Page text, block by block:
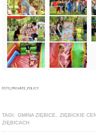
FOTO_PRIVATE_POLICY
TAGI: GMINA ZIĘBICE ZIĘBICKIE
ZIĘBICACH